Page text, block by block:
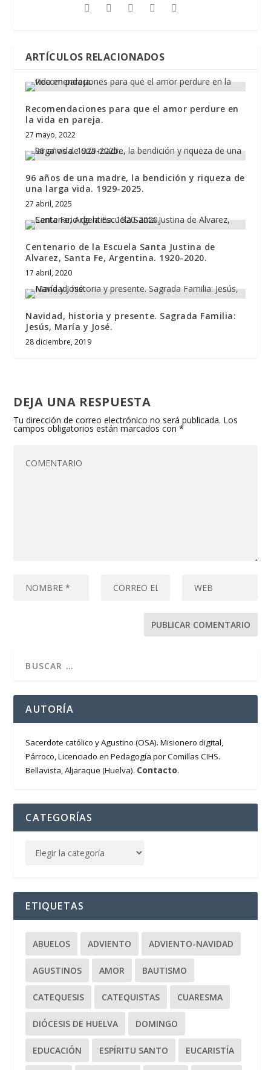
ARTÍCULOS RELACIONADOS
Recomendaciones para que el amor perdure en
la vida en pareja.
27 mayo, 2022
96 años de una madre, la bendición y riqueza de
una larga vida. 1929-2025.
27 abril, 2025
Centenario de la Escuela Santa Justina de
Alvarez, Santa Fe, Argentina. 1920-2020.
17 abril, 2020
Navidad, historia y presente. Sagrada Familia:
Jesús, María y José.
28 diciembre, 2019
DEJA UNA RESPUESTA
Tu dirección de correo electrónico no será publicada. Los
campos obligatorios están marcados con*
AUTORÍA
Sacerdote católico y Agustino (OSA). Misionero digital,
Párroco, Licenciado en Pedagogía por Comillas CIHS.
Bellavista, Aljaraque (Huelva). Contacto.
CATEGORÍAS
ETIQUETAS
ABUELOS ADVIENTO ADVIENTO-NAVIDAD
AGUSTINOS AMOR BAUTISMO
CATEQUESIS CATEQUISTAS CUARESMA
DIÓCESIS DE HUELVA DOMINGO
EDUCACIÓN ESPÍRITU SANTO EUCARISTÍA